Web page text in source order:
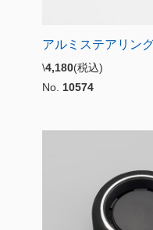
アルミステアリン
\4,180(税込)
No. 10574